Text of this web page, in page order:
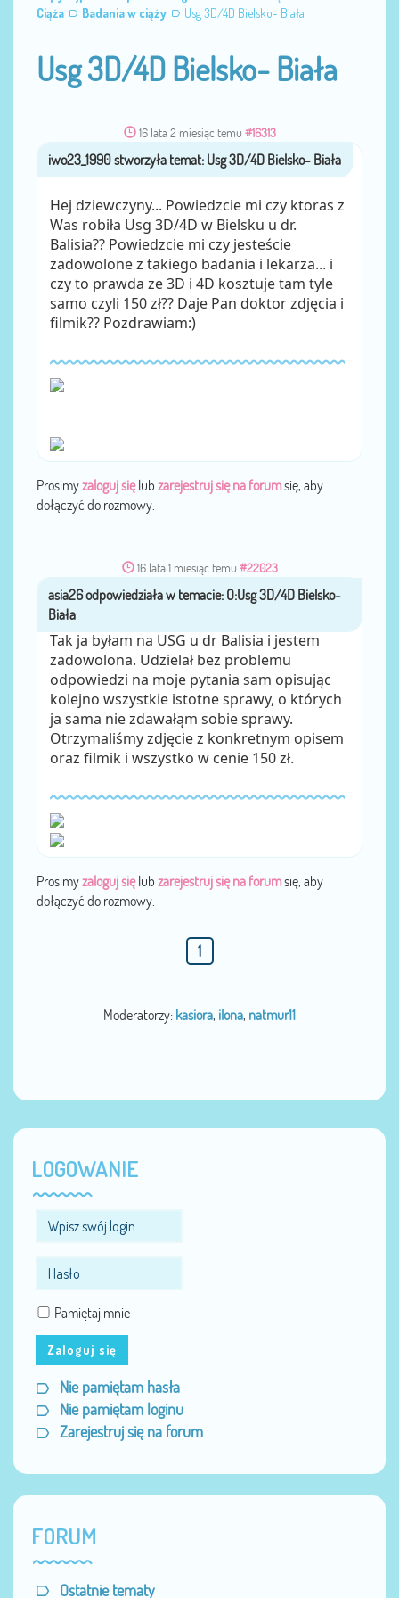
Ciąża
Badania w ciąży Usg 3D/4D Bielsko- Biała
Usg 3D/4D Bielsko- Biała
16 lata 2 miesiąc temu #16313
przeziwo23_1990
Hej dziewczyny... Powiedzcie mi czy ktoras z
Was robiła Usg 3D/4D w Bielsku u dr.
Balisia?? Powiedzcie mi czy jesteście
zadowolone z takiego badania i lekarza... i
czy to prawda ze 3D i 4D kosztuje tam tyle
samo czyli 150 zł?? Daje Pan doktor zdjęcia i
filmik?? Pozdrawiam:)
Prosimyzaloguj sięlub zarejestruj się na forumsię, aby
dołączyć do rozmowy.
16 lata 1 miesiąc temu #22023
przezasia26
Tak ja byłam na USG u dr Balisia i jestem
zadowolona. Udzielał bez problemu
odpowiedzi na moje pytania sam opisując
kolejno wszystkie istotne sprawy, o których
ja sama nie zdawałąm sobie sprawy.
Otrzymaliśmy zdjęcie z konkretnym opisem
oraz filmik i wszystko w cenie 150 zł.
Prosimyzaloguj sięlub zarejestruj się na forumsię, aby
dołączyć do rozmowy.
1
Moderatorzy: kasiora, ilona, natmur11
LOGOWANIE
Pamiętaj mnie
Zaloguj się
Nie pamiętam hasła
Nie pamiętam loginu
Zarejestruj się na forum
FORUM
Ostatnie tematy